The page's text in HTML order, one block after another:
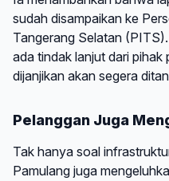
sudah disampaikan ke
Tangerang Selatan
ada tindak lanjut dari
dijanjikan akan segera
Pelanggan Juga
Tak hanya soal
Pamulang juga